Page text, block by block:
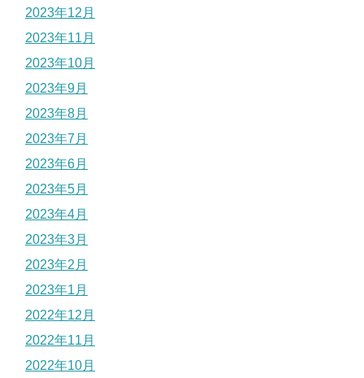
2023年12月
2023年11月
2023年10月
2023年9月
2023年8月
2023年7月
2023年6月
2023年5月
2023年4月
2023年3月
2023年2月
2023年1月
2022年12月
2022年11月
2022年10月